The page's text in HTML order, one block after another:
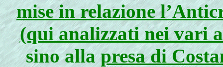
mise in relazione l’
(qui analizzati nei vari
sino allapresa di